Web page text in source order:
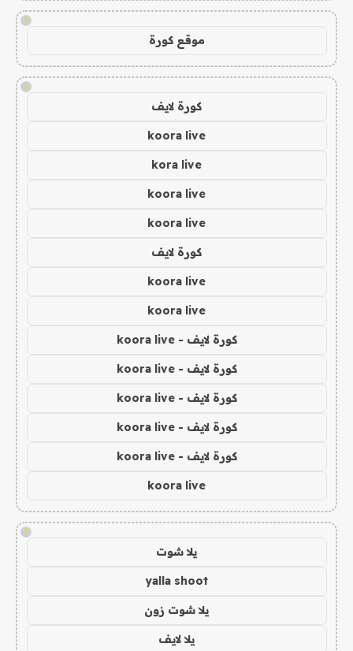
!
موقع كورة
!
كورة لايف
koora live
kora live
koora live
koora live
كورة لايف
koora live
koora live
كورة لايف - koora live
كورة لايف - koora live
كورة لايف - koora live
كورة لايف - koora live
كورة لايف - koora live
koora live
!
يلا شوت
yalla shoot
يلا شوت زون
يلا لايف